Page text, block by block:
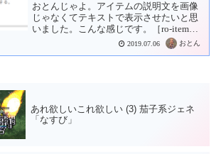
おとんじゃよ。アイテムの説明文を画像
じゃなくてテキストで表示させたいと思
いました。こんな感じです。［ro-item
no=512］と書くと、アイテム番号
「512」のアイテム名と説明文を表示して
2019.07.06 おとん
あれ欲しいこれ欲しい (3) 茄子系ジェネ
「なすび」